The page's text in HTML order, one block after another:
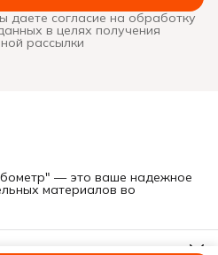
даете согласие на обработку
в целях получения
рассылки
— это ваше надежное
материалов во